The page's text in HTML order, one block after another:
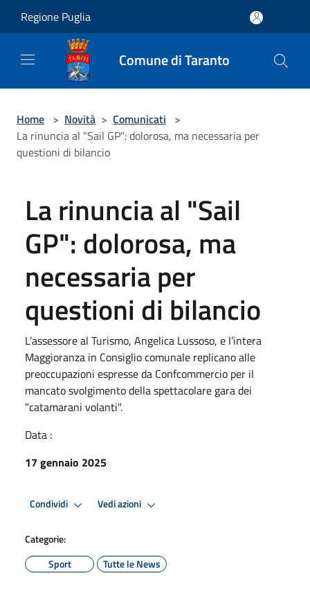
Regione Puglia
Comune di Taranto
Home > Novità > Comunicati >
La rinuncia al "Sail GP": dolorosa, ma necessaria per
questioni di bilancio
La rinuncia al "Sail
GP": dolorosa, ma
necessaria per
questioni di bilancio
L’assessore al Turismo, Angelica Lussoso, e l’intera
Maggioranza in Consiglio comunale replicano alle
preoccupazioni espresse da Confcommercio per il
mancato svolgimento della spettacolare gara dei
"catamarani volanti".
Data :
17 gennaio 2025
Condividi Vedi azioni
Categorie:
Sport
Tutte le News